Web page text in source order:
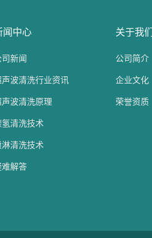
闻中心
司新闻
声波清洗行业资讯
声波清洗原理
氢清洗技术
淋清洗技术
难解答
关于我们
公司简介
企业文化
荣誉资质